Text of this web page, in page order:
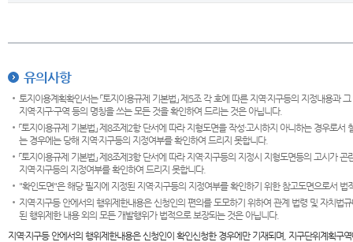
유의사항
토지이용계획확인서는 「토지이용규제 기본법」 제5조 각 호에 따른 지역·지구등의 지정내용
지역·지구·구역 등의 명칭을 쓰는 모든 것을 확인하여 드리는 것은 아닙니다.
「토지이용규제 기본법」 제8조제2항 단서에 따라 지형도면을 작성·고시하지 아니하는 경우로
는 경우에는 당해 지역·지구등의 지정여부를 확인하여 드리지 못합니다.
「토지이용규제 기본법」 제8조제3항 단서에 따라 지역·지구등의 지정시 지형도면등의 고시가
지역·지구등의 지정여부를 확인하여 드리지 못합니다.
"확인도면"은 해당 필지에 지정된 지역·지구등의 지정여부를 확인하기 위한 참고도면으로서
지역·지구등 안에서의 행위제한내용은 신청인의 편의를 도모하기 위하여 관계 법령 및 자치
된 행위제한 내용 외의 모든 개발행위가 법적으로 보장되는 것은 아닙니다.
지역·지구등 안에서의 행위제한내용은 신청인이 확인신청한 경우에만 기재되며, 지구단위계획